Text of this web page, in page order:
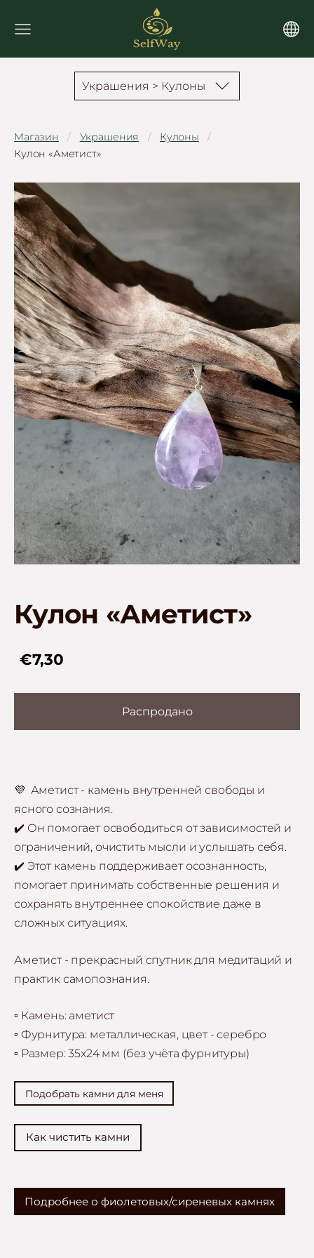
Украшения > Кулоны
Магазин Украшения
Кулоны
Кулон «Аметист»
Кулон «Аметист»
€7,30
Распродано
💜 Аметист - камень внутренней свободы и
ясного сознания.
✔️ Он помогает освободиться от зависимостей и
ограничений, очистить мысли и услышать себя.
✔️ Этот камень поддерживает осознанность,
помогает принимать собственные решения и
сохранять внутреннее спокойствие даже в
сложных ситуациях.
Аметист - прекрасный спутник для медитаций и
практик самопознания.
▫️ Камень: аметист
▫️ Фурнитура: металлическая, цвет - серебро
▫️ Размер: 35x24 мм (без учёта фурнитуры)
Подобрать камни для меня
Как чистить камни
Подробнее о фиолетовых/сиреневых камнях